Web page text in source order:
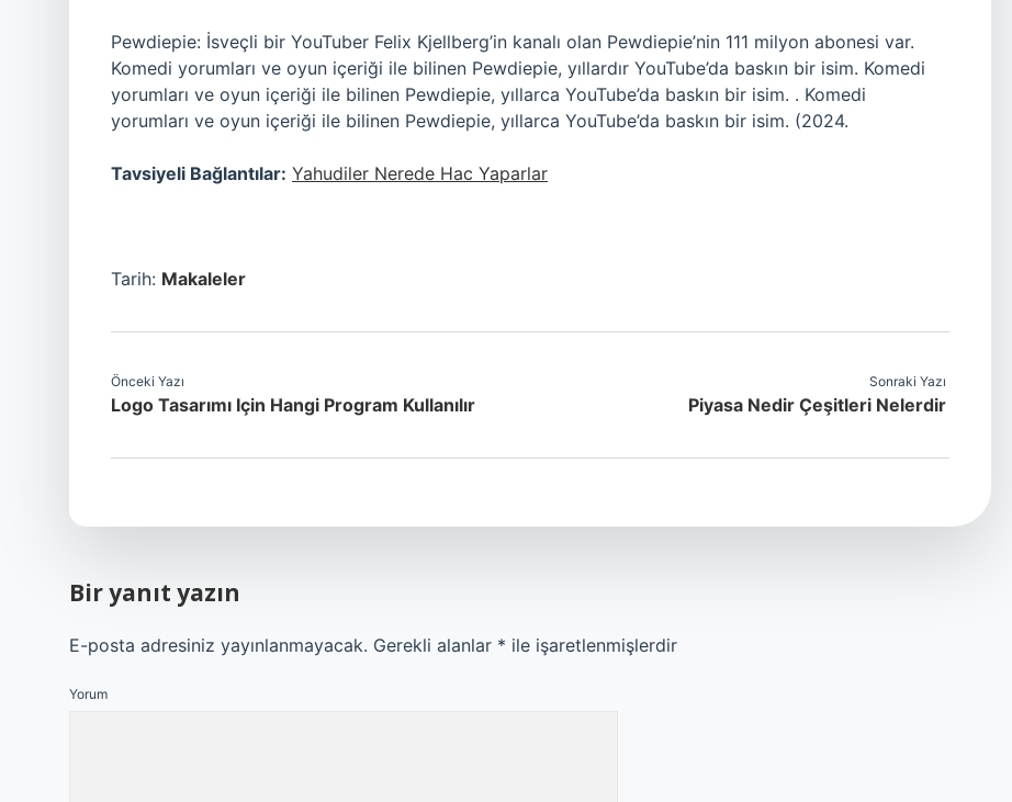
Pewdiepie: İsveçli bir YouTuber Felix Kjellberg’in kanalı olan Pewdiepie’nin 111 milyon abonesi var.
Komedi yorumları ve oyun içeriği ile bilinen Pewdiepie, yıllardır YouTube’da baskın bir isim. Komedi
yorumları ve oyun içeriği ile bilinen Pewdiepie, yıllarca YouTube’da baskın bir isim. . Komedi
yorumları ve oyun içeriği ile bilinen Pewdiepie, yıllarca YouTube’da baskın bir isim. (2024.
Tavsiyeli Bağlantılar: Yahudiler Nerede Hac Yaparlar
Tarih: Makaleler
Önceki Yazı
Logo Tasarımı Için Hangi Program Kullanılır
Sonraki Yazı
Piyasa Nedir Çeşitleri Nelerdir
Bir yanıt yazın
E-posta adresiniz yayınlanmayacak. Gerekli alanlar * ile işaretlenmişlerdir
Yorum